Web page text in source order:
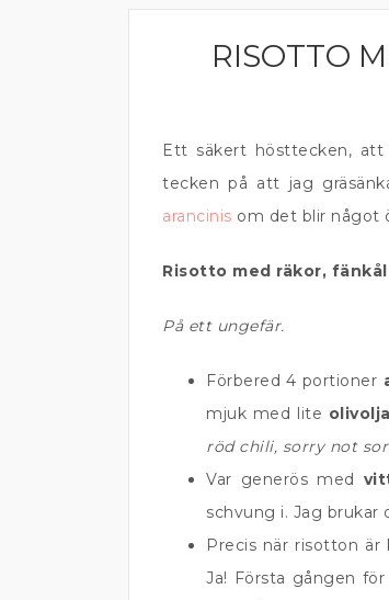
RISOTTO
Ett säkert hösttecken,
tecken på att jag
arancinis om det blir något
Risotto med räkor,
På ett ungefär.
Förbered 4 portioner
mjuk med lite olivolja
röd chili, sorry not
Var generös med
schvung i. Jag brukar
Precis när risotton är
Ja! Första gången